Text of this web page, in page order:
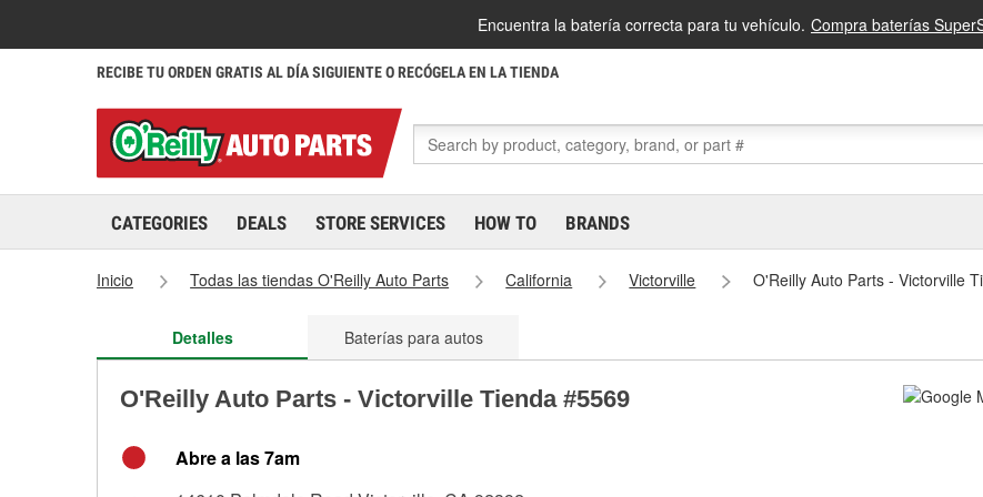
Encuentra la batería correcta para tu vehículo. Compra baterías
RECIBE TU ORDEN GRATIS AL DÍA SIGUIENTE O RECÓGELA EN LA TIENDA
CATEGORIES DEALS STORE SERVICES HOW TO BRANDS
Inicio Todas las tiendas O'Reilly Auto Parts California Victorville O'Reilly Auto Parts - Victorville
Detalles Baterías para autos
O'Reilly Auto Parts - Victorville Tienda #5569
Abre a las 7am